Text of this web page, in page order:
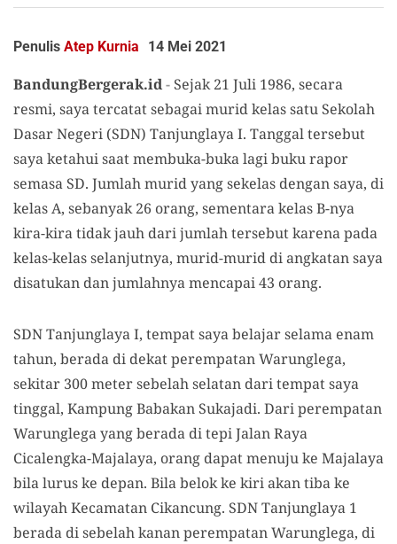
Penulis Atep Kurnia 14 Mei 2021
BandungBergerak.id- Sejak 21 Juli 1986, secara
resmi, saya tercatat sebagai murid kelas satu Sekolah
Dasar Negeri (SDN) Tanjunglaya I. Tanggal tersebut
saya ketahui saat membuka-buka lagi buku rapor
semasa SD. Jumlah murid yang sekelas dengan saya, di
kelas A, sebanyak 26 orang, sementara kelas B-nya
kira-kira tidak jauh dari jumlah tersebut karena pada
kelas-kelas selanjutnya, murid-murid di angkatan saya
disatukan dan jumlahnya mencapai 43 orang.
SDN Tanjunglaya I, tempat saya belajar selama enam
tahun, berada di dekat perempatan Warunglega,
sekitar 300 meter sebelah selatan dari tempat saya
tinggal, Kampung Babakan Sukajadi. Dari perempatan
Warunglega yang berada di tepi Jalan Raya
Cicalengka-Majalaya, orang dapat menuju ke Majalaya
bila lurus ke depan. Bila belok ke kiri akan tiba ke
wilayah Kecamatan Cikancung. SDN Tanjunglaya 1
berada di sebelah kanan perempatan Warunglega, di